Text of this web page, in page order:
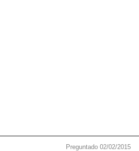
Preguntado 02/02/2015